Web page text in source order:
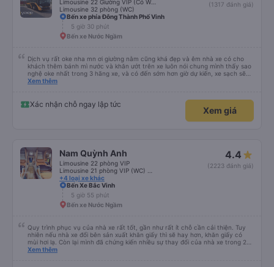
Limousine 32 phòng (WC)
(1317 đánh giá)
Bến xe phía Đông Thành Phố Vinh
5 giờ 30 phút
Bến xe Nước Ngầm
Dịch vụ rất oke nha mn ơi giường nằm cũng khá đẹp và êm nhà xe có cho
khách thêm bánh mì nước và khăn ướt trên xe luôn nói chung mình thấy sao
nghệ oke nhất trong 3 hãng xe, và có đến sớm hơn giờ dự kiến, xe sạch sẽ
đén đóm cũng đẹp kk nói chung ấn tượng tốt về nhà xe
Xem thêm
Xác nhận chỗ ngay lập tức
Xem giá
Nam Quỳnh Anh
Limousine 22 phòng VIP
+4 loại xe khác
4.4
(2223 đánh giá)
Bến Xe Bắc Vinh
5 giờ 55 phút
Bến xe Nước Ngầm
Quy trình phục vụ của nhà xe rất tốt, gần như rất ít chỗ cần cải thiện. Tuy
nhiên nếu nhà xe đổi bên sản xuất khăn giấy thì sẽ hay hơn, khăn giấy có
mùi hơi lạ. Còn lại mình đã chứng kiến nhiều sự thay đổi của nhà xe trong 2
tháng vừa rồi: tài xế và phụ xe ngày càng thân thiện, quy trình phục vụ rõ
Xem thêm